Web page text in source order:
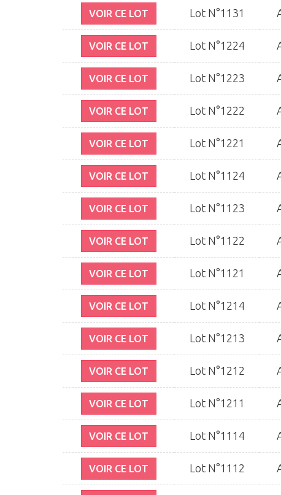
VOIR CE LOT Lot N°1131
VOIR CE LOT Lot N°1224
VOIR CE LOT Lot N°1223
VOIR CE LOT Lot N°1222
VOIR CE LOT Lot N°1221
VOIR CE LOT Lot N°1124
VOIR CE LOT Lot N°1123
VOIR CE LOT Lot N°1122
VOIR CE LOT Lot N°1121
VOIR CE LOT Lot N°1214
VOIR CE LOT Lot N°1213
VOIR CE LOT Lot N°1212
VOIR CE LOT Lot N°1211
VOIR CE LOT Lot N°1114
VOIR CE LOT Lot N°1112